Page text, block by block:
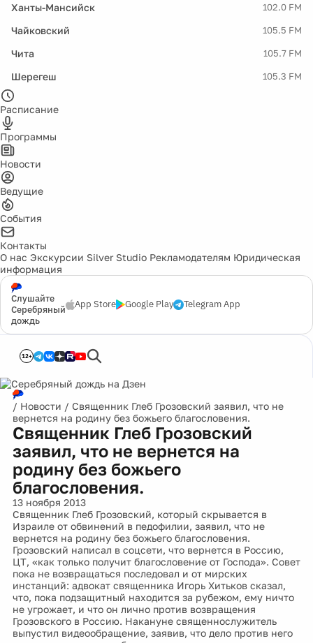
Ханты-Мансийск 102.0 FM
Чайковский 105.5 FM
Чита 105.7 FM
Шерегеш 105.3 FM
Расписание
Программы
Новости
Ведущие
События
Контакты
О нас Экскурсии Silver Studio Рекламодателям Юридическая
информация
Слушайте
Серебряный
дождь
App Store Google Play Telegram App
12+
/ Новости / Священник Глеб Грозовский заявил, что не
вернется на родину без божьего благословения.
Священник Глеб Грозовский
заявил, что не вернется на
родину без божьего
благословения.
13 ноября 2013
Священник Глеб Грозовский, который скрывается в
Израиле от обвинений в педофилии, заявил, что не
вернется на родину без божьего благословения.
Грозовский написал в соцсети, что вернется в Россию,
ЦТ, «как только получит благословение от Господа». Совет
пока не возвращаться последовал и от мирских
инстанций: адвокат священника Игорь Хитьков сказал,
что, пока подзащитный находится за рубежом, ему ничто
не угрожает, и что он лично против возвращения
Грозовского в Россию. Накануне священнослужитель
выпустил видеообращение, заявив, что дело против него